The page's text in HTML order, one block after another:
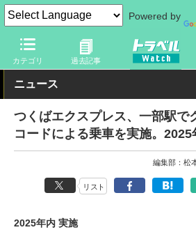
Powered by
カテゴリ 過去記事
トラベル Watch 企業・政府・官庁 鉄道
ニュース
つくばエクスプレス、一部駅で
コードによる乗車を実施。2025
編集部：松
リスト
2025年内 実施